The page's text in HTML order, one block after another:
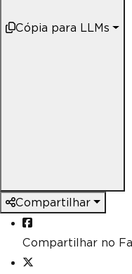
Cópia para LLMs
Compartilhar
Compartilhar no